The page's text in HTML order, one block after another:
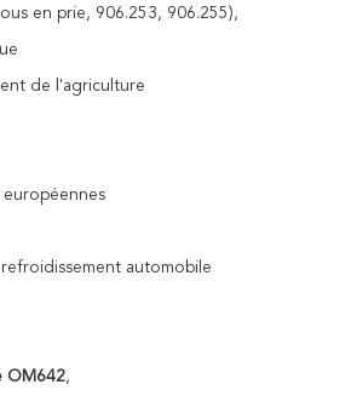
en prie, 906.253, 906.255),
de l'agriculture
européennes
automobile
OM642,